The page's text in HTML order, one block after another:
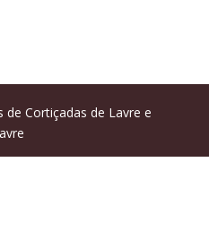
Cortiçadas de Lavre e